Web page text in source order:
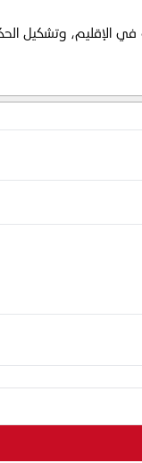
في الإقليم، وتشكيل